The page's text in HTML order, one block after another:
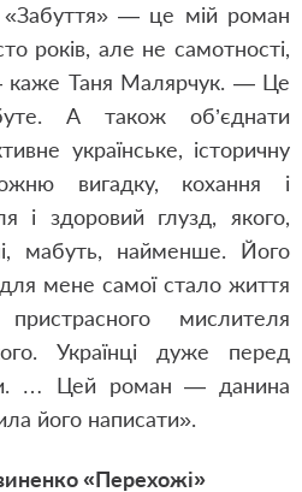
«Забуття» — це мій роман
років, але не самотності,
каже Таня Малярчук. — Це
А також об’єднати
українське, історичну
вигадку, кохання і
і здоровий глузд, якого,
мабуть, найменше. Його
мене самої стало життя
мислителя
Українці дуже перед
… Цей роман — данина
його написати».
«Перехожі»